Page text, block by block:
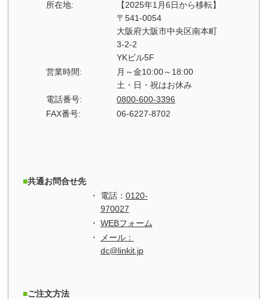
所在地:
【2025年1月6日から移転】
〒541-0054
大阪府大阪市中央区南本町
3-2-2
YKビル5F
営業時間:
月～金10:00～18:00
土・日・祝はお休み
電話番号:
0800-600-3396
FAX番号:
06-6227-8702
共通お問合せ先
電話： 0120-
970027
WEBフォーム
メール：
dc@linkit.jp
ご注文方法